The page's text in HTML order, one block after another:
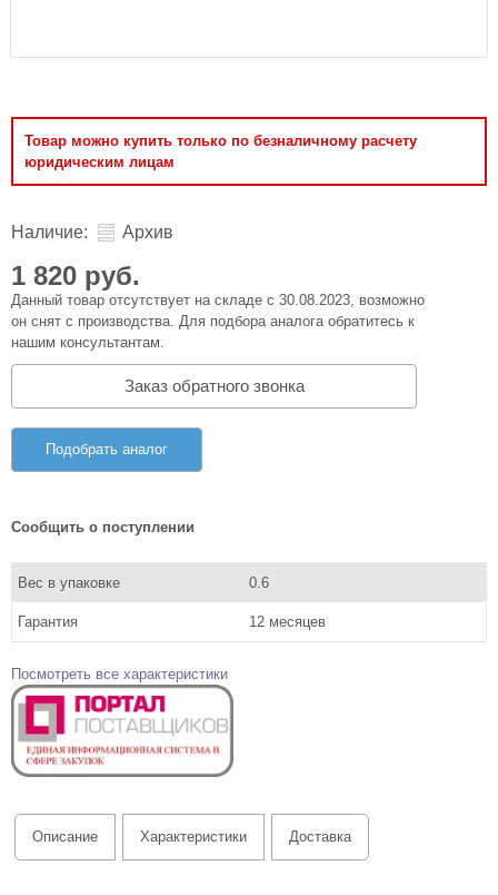
Товар можно купить только по безналичному расчету
юридическим лицам
Наличие: Архив
1 820 руб.
Данный товар отсутствует на складе с 30.08.2023, возможно
он снят с производства. Для подбора аналога обратитесь к
нашим консультантам.
Заказ обратного звонка
Подобрать аналог
Сообщить о поступлении
Вес в упаковке 0.6
Гарантия 12 месяцев
Посмотреть все характеристики
Описание Характеристики Доставка